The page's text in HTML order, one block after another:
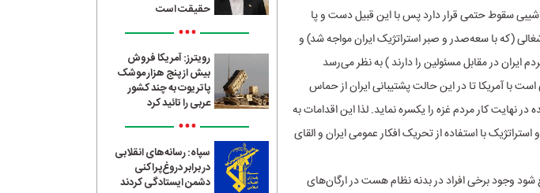
سقوط حتمی قرار دارد پس با این قبیل دست و پا
(که با سعه‌صدر و صبر استراتژیک ایران مواجه شد) و
در مقابل مسئولین را دارند ) به نظر می‌رسد
با آمریکا تا در این حالت پشتیبانی ایران از حماس
نهایت کار مردم غزه را یکسره نماید. لذا این اقدامات به
با استفاده از تحریک افکار عمومی ایران و القای
شود وجود برخی افراد در بدنه نظام هست در ارگان‌های
حقیقت است
•••
رویترز: آمریکا فروش
بیش از پنج هزار موشک
پاتریوت به چند کشور
عربی را تائید کرد
•••
سپاه: رسانه‌های انقلابی
در برابر دروغ‌پراکنی
دشمن ایستادگی کردند